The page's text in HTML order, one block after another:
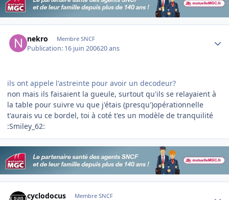
nekro Membre SNCF
Publication: 16 juin 200620 ans
ils ont appele l'astreinte pour avoir un decodeur?
non mais ils faisaient la gueule, surtout qu'ils se relayaient à
la table pour suivre vu que j'étais (presqu')opérationnelle
t'aurais vu ce bordel, toi à coté t'es un modèle de tranquilité
:Smiley_62:
cyclodocus Membre SNCF